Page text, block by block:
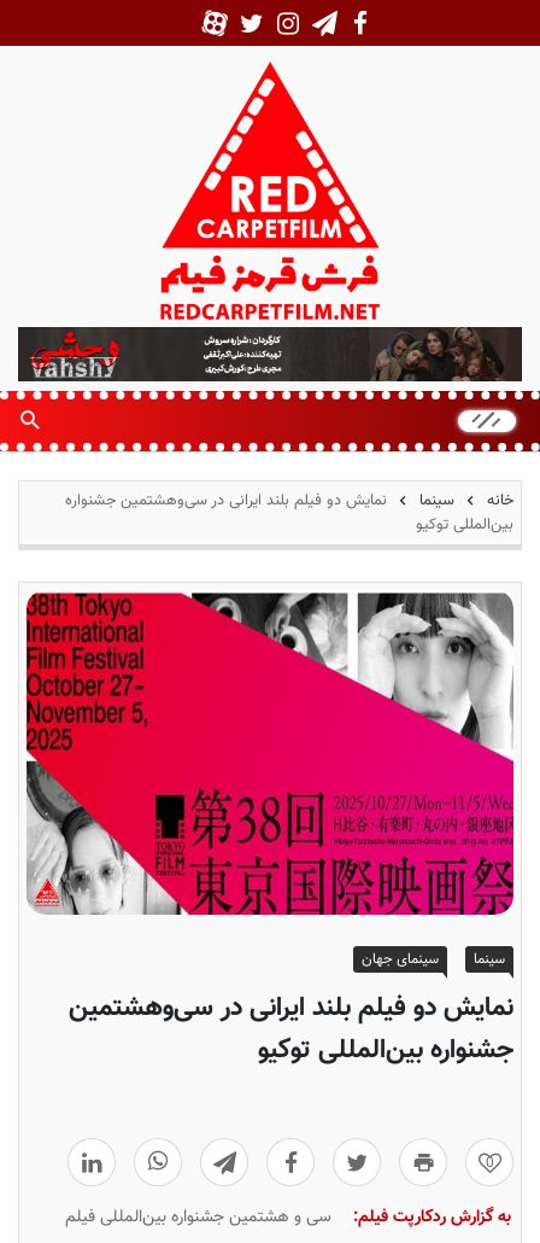
ر
ش
ر
م
ز
خانه سینما
نمایش دو فیلم بلند ایرانی در سی‌وهشتمین جشنواره
بین‌المللی توکیو
سینما سینمای جهان
نمایش دو فیلم بلند ایرانی در سی‌وهشتمین
جشنواره بین‌المللی توکیو
0
به گزارش ردکارپت فیلم:
سی و هشتمین جشنواره بین‌المللی فیلم